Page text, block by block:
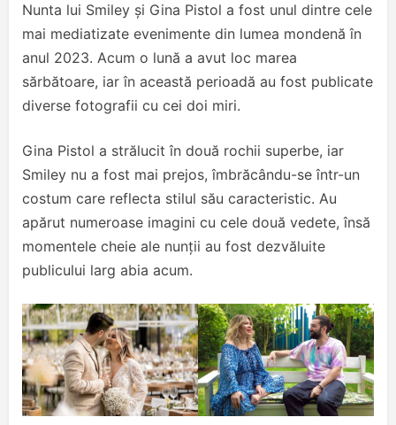
Nunta lui Smiley și Gina Pistol a fost unul dintre cele
mai mediatizate evenimente din lumea mondenă în
anul 2023. Acum o lună a avut loc marea
sărbătoare, iar în această perioadă au fost publicate
diverse fotografii cu cei doi miri.
Gina Pistol a strălucit în două rochii superbe, iar
Smiley nu a fost mai prejos, îmbrăcându-se într-un
costum care reflecta stilul său caracteristic. Au
apărut numeroase imagini cu cele două vedete, însă
momentele cheie ale nunții au fost dezvăluite
publicului larg abia acum.